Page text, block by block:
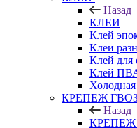
Назад
КЛЕИ
Клей
Клеи
Клей для
Клей
Холодная
КРЕПЕЖ
Назад
КРЕПЕЖ